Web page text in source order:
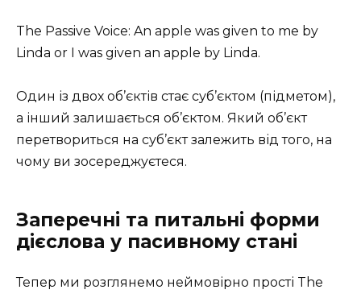
The Passive Voice: An apple was given to me by
Linda or I was given an apple by Linda.
Один із двох об’єктів стає суб’єктом (підметом),
а інший залишається об’єктом. Який об’єкт
перетвориться на суб’єкт залежить від того, на
чому ви зосереджуєтеся.
Заперечні та питальні форми
дієслова у пасивному стані
Тепер ми розглянемо неймовірно прості The